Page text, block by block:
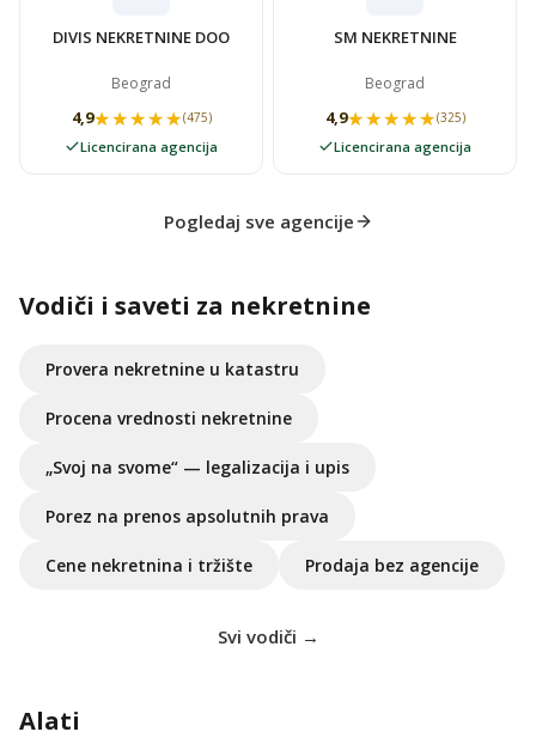
DIVIS NEKRETNINE DOO
Beograd
4,9★★★★★
★★★★★(475)
Licencirana agencija
SM NEKRETNINE
Beograd
4,9★★★★★
★★★★★(325)
Licencirana agencija
Pogledaj sve agencije
Vodiči i saveti za nekretnine
Provera nekretnine u katastru
Procena vrednosti nekretnine
„Svoj na svome“ — legalizacija i upis
Porez na prenos apsolutnih prava
Cene nekretnina i tržište Prodaja bez agencije
Svi vodiči →
Alati